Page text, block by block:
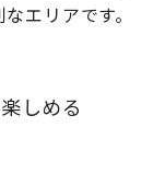
エリアです。
しめる